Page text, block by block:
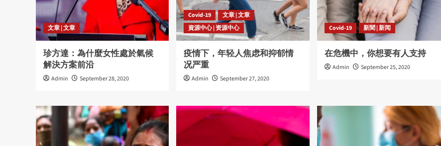
文章 | 文章
珍方達：為什麼女性處於氣候
解決方案前沿
Admin September 28, 2020
Covid-19
文章 | 文章
資源中心 | 资源中心
疫情下，年轻人焦虑和抑郁情
况严重
Admin September 27, 2020
Covid-19 新聞 | 新闻
在危機中，你想要有人支持
Admin September 25, 2020